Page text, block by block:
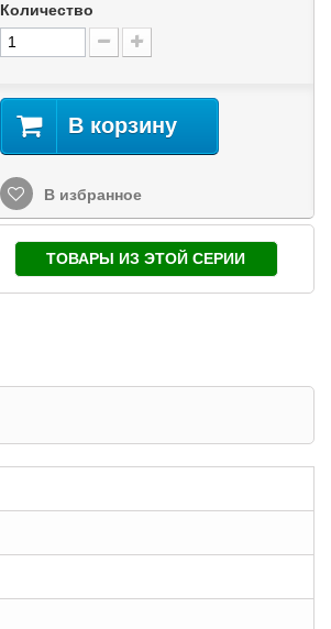
Количество
В корзину
В избранное
ТОВАРЫ ИЗ ЭТОЙ СЕРИИ